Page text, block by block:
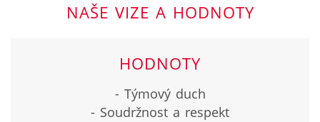
NAŠE VIZE A HODNOTY
HODNOTY
- Týmový duch
- Soudržnost a respekt